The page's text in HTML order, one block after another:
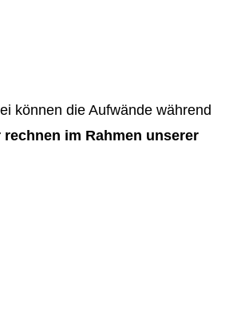
können die Aufwände während
rechnen im Rahmen unserer